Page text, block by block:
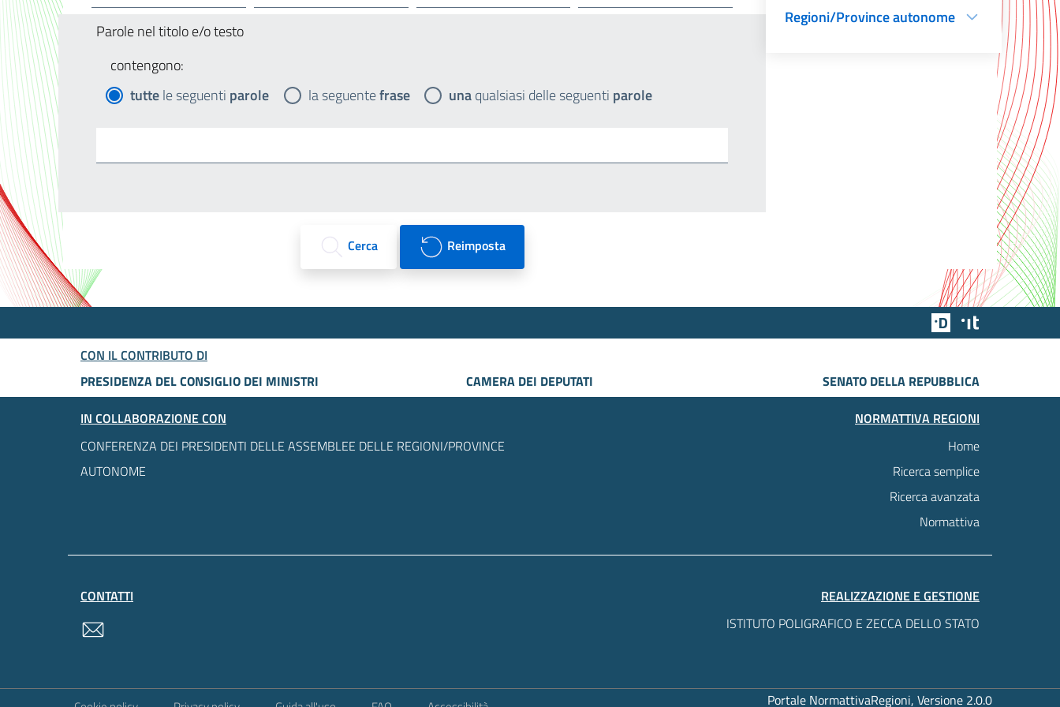
Parole nel titolo e/o testo
contengono:
tuttele seguenti parole la seguentefrase unaqualsiasi delle seguenti parole
Cerca Reimposta
Regioni/Province autonome
Team Digitale
CON IL CONTRIBUTO DI
PRESIDENZA DEL CONSIGLIO DEI MINISTRI
CAMERA DEI DEPUTATI
SENATO DELLA REPUBBLICA
IN COLLABORAZIONE CON
CONFERENZA DEI PRESIDENTI DELLE ASSEMBLEE DELLE REGIONI/PROVINCE
AUTONOME
NORMATTIVA REGIONI
Home
Ricerca semplice
Ricerca avanzata
Normattiva
CONTATTI
REALIZZAZIONE E GESTIONE
ISTITUTO POLIGRAFICO E ZECCA DELLO STATO
Portale NormattivaRegioni, Versione 2.0.0